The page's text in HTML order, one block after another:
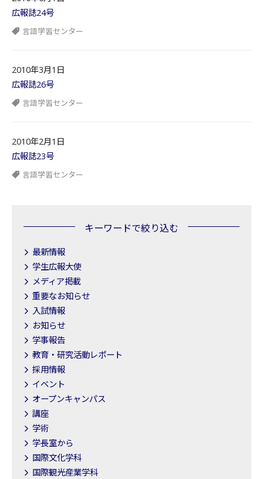
広報誌24号
言語学習センター
2010年3月1日
広報誌26号
言語学習センター
2010年2月1日
広報誌23号
言語学習センター
キーワードで絞り込む
最新情報
学生広報大使
メディア掲載
重要なお知らせ
入試情報
お知らせ
学事報告
教育・研究活動レポート
採用情報
イベント
オープンキャンパス
講座
学術
学長室から
国際文化学科
国際観光産業学科